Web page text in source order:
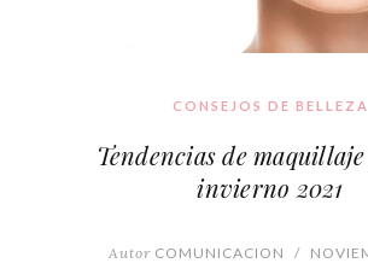
CONSEJOS DE BELLEZA
Tendencias de
invierno 2021
AutorCOMUNICACION /